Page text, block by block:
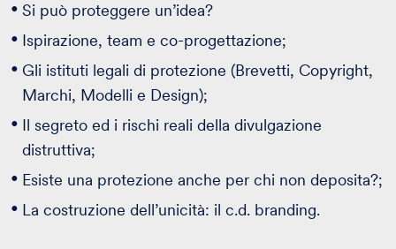
Si può proteggere un’idea?
Ispirazione, team e co-progettazione;
Gli istituti legali di protezione (Brevetti, Copyright,
Marchi, Modelli e Design);
Il segreto ed i rischi reali della divulgazione
distruttiva;
Esiste una protezione anche per chi non deposita?;
La costruzione dell’unicità: il c.d. branding.